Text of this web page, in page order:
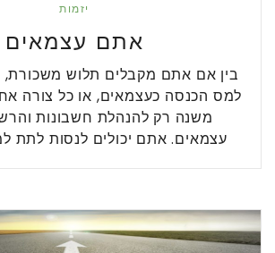
יזמות
אתם עצמאים
בין אם אתם מקבלים תלוש משכורת,
למס הכנסה כעצמאים, או כל צורה
משנה רק להנהלת חשבונות
עצמאים. אתם יכולים לנסות לתת